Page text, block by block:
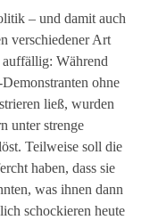
– und damit auch
verschiedener Art
auffällig: Während
ohne
ließ, wurden
unter strenge
Teilweise soll die
haben, dass sie
was ihnen dann
schockieren heute